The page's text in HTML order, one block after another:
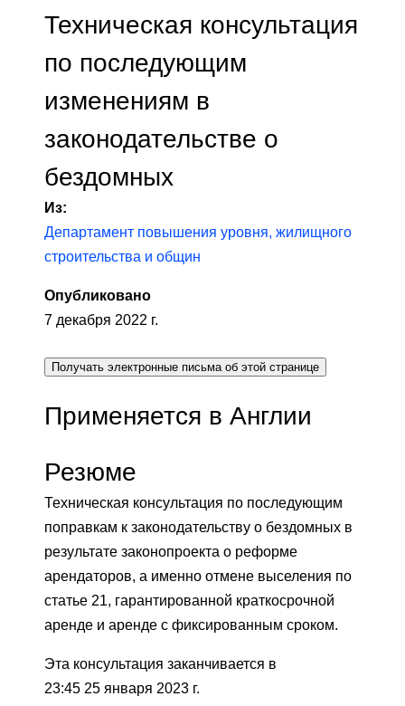
Техническая консультация
по последующим
изменениям в
законодательстве о
бездомных
Из:
Департамент повышения уровня, жилищного
строительства и общин
Опубликовано
7 декабря 2022 г.
Получать электронные письма об этой странице
Применяется в Англии
Резюме
Техническая консультация по последующим
поправкам к законодательству о бездомных в
результате законопроекта о реформе
арендаторов, а именно отмене выселения по
статье 21, гарантированной краткосрочной
аренде и аренде с фиксированным сроком.
Эта консультация заканчивается в
23:45 25 января 2023 г.